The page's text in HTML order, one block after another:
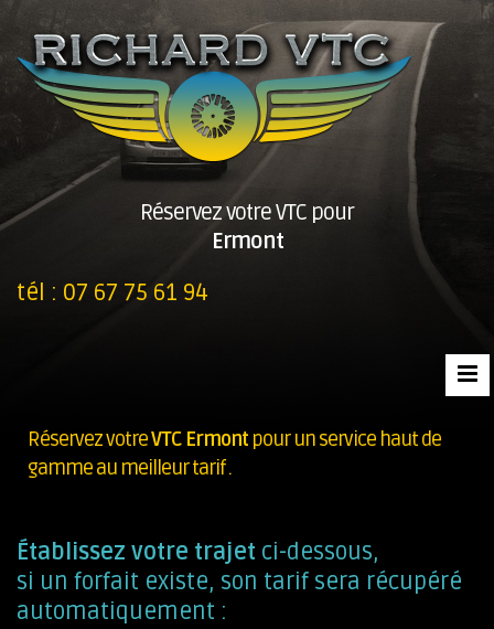
Réservez votre VTC pour
Ermont
tél : 07 67 75 61 94
Réservez votreVTC Ermont pour un service haut de
gamme au meilleur tarif .
Établissez votre trajet ci-dessous,
si un forfait existe, son tarif sera récupéré
automatiquement :